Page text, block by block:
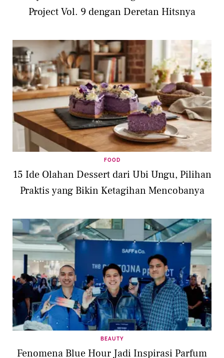
Project Vol. 9 dengan Deretan Hitsnya
FOOD
15 Ide Olahan Dessert dari Ubi Ungu, Pilihan
Praktis yang Bikin Ketagihan Mencobanya
BEAUTY
Fenomena Blue Hour Jadi Inspirasi Parfum